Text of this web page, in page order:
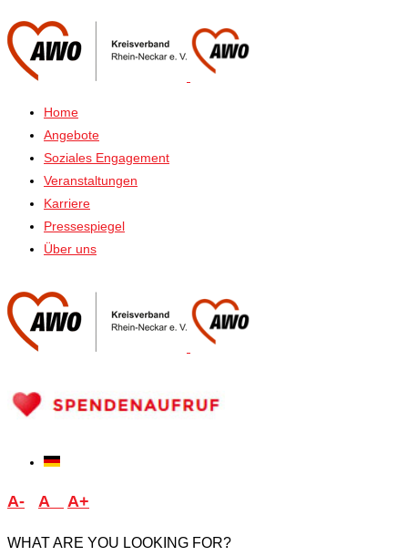
Home
Angebote
Soziales Engagement
Veranstaltungen
Karriere
Pressespiegel
Über uns
A- A A+
WHAT ARE YOU LOOKING FOR?